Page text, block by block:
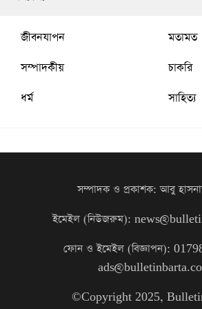
জীবনযাপন
মতামত
সম্পাদকীয়
চাকরি
ধর্ম
সাহিত্য
সম্পাদক ও প্রকাশক: আবু
ইমেইল (নিউজরুম):
ফোন ও ইমেইল (বিজ্ঞাপন):
©️Copyright 2025,